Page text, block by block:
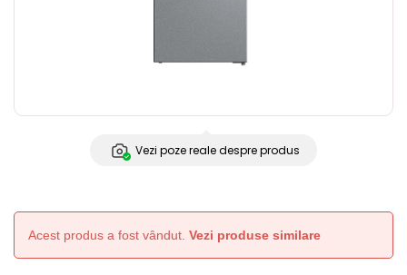
Vezi poze reale despre produs
Acest produs a fost vândut. Vezi produse similare